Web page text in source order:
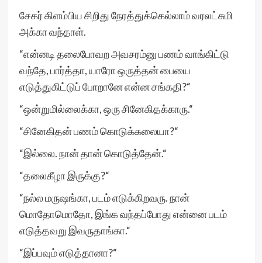
சேகர் கிளம்பிய சிறிது நேரத்துக்கெல்லாம் வரலட்சுமி
அக்கா வந்தாள்.
“என்னடி தலைபோவற அவசரம்னு பணம் வாங்கிட்டு
வந்தே, பார்த்தா, யாரோ ஒருத்தன் பையை
எடுத்துகிட்டுப் போறானே என்ன சங்கதி?“
“ஒன்றுமில்லைக்கா, ஒரு சினேகிதக்காரு.“
“சினேகிதன் பணம் கொடுக்கலையா?“
“இல்லை. நான் தான் கொடுத்தேன்.“
“தலைகீழா இருக்கு?“
“நல்ல மருஷங்கா, படம் எடுக்கிறவரு. நான்
மொதோமொதோ, இங்க வந்தப்போது என்னை படம்
எடுத்தவறு இவருதாங்கா.“
“இப்பவும் எடுத்தானா?“